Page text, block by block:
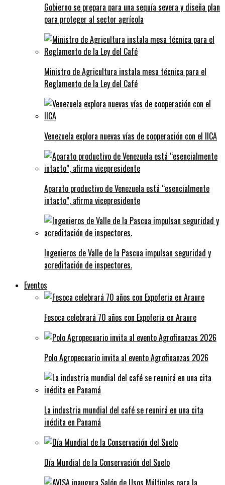
Gobierno se prepara para una sequía severa y diseña plan
para proteger al sector agrícola
Ministro de Agricultura instala mesa técnica para el
Reglamento de la Ley del Café
Venezuela explora nuevas vías de cooperación con el IICA
Aparato productivo de Venezuela está “esencialmente
intacto”, afirma vicepresidente
Ingenieros de Valle de la Pascua impulsan seguridad y
acreditación de inspectores.
Eventos
Fesoca celebrará 70 años con Expoferia en Araure
Polo Agropecuario invita al evento Agrofinanzas 2026
La industria mundial del café se reunirá en una cita
inédita en Panamá
Día Mundial de la Conservación del Suelo